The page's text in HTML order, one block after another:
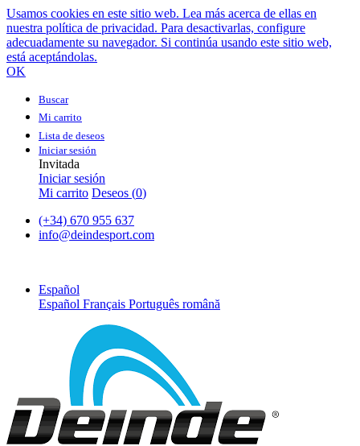
Usamos cookies en este sitio web. Lea más acerca de ellas en
nuestra política de privacidad. Para desactivarlas, configure
adecuadamente su navegador. Si continúa usando este sitio web,
está aceptándolas.
OK
Buscar
Mi carrito
Lista de deseos
Iniciar sesión
Invitada
Iniciar sesión
Mi carrito Deseos (0)
(+34) 670 955 637
info@deindesport.com
Español
Español Français Português română